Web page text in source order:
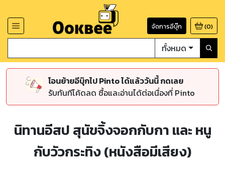
จัดการอีบุ๊ก (0)
ทั้งหมด
โอนย้ายอีบุ๊กไป Pinto ได้แล้ววันนี้ กดเลย
รับทันทีโค้ดลด ซื้อและอ่านได้ต่อเนื่องที่ Pinto
นิทานอีสป สุนัขจิ้งจอกกับกา และ หนู
กับวัวกระทิง (หนังสือมีเสียง)